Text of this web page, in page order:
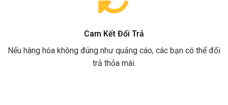
Cam Kết Đổi Trả
Nếu hàng hóa không đúng như quảng cáo, các bạn có thể đổi
trả thỏa mái.